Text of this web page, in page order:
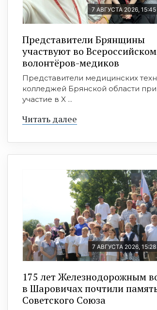
7 АВГУСТА 2026, 15:45
Представители Брянщины
участвуют во
волонтёров-медиков
Представители медицинских
колледжей Брянской области
участие в X ...
Читать далее
7 АВГУСТА 2026, 15:28
175 лет Железнодорожным
в Шаровичах почтили
Советского Союза